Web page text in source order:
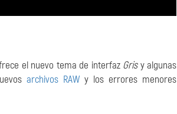
el nuevo tema de interfaz Grisy algunas
archivos RAW y los errores menores